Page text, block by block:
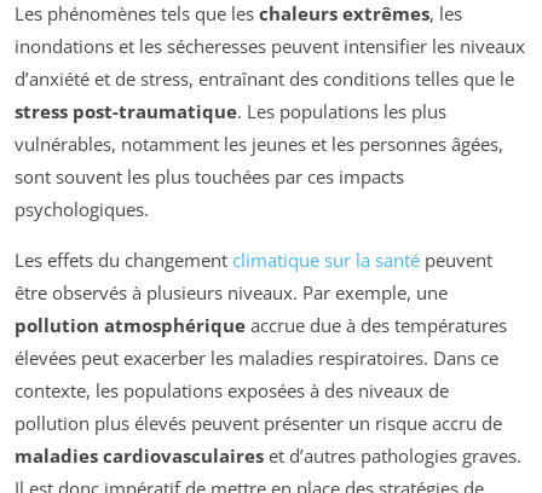
Les phénomènes tels que les chaleurs extrêmes, les
inondations et les sécheresses peuvent intensifier les niveaux
d’anxiété et de stress, entraînant des conditions telles que le
stress post-traumatique. Les populations les plus
vulnérables, notamment les jeunes et les personnes âgées,
sont souvent les plus touchées par ces impacts
psychologiques.
Les effets du changement climatique sur la santé peuvent
être observés à plusieurs niveaux. Par exemple, une
pollution atmosphérique accrue due à des températures
élevées peut exacerber les maladies respiratoires. Dans ce
contexte, les populations exposées à des niveaux de
pollution plus élevés peuvent présenter un risque accru de
maladies cardiovasculaires et d’autres pathologies graves.